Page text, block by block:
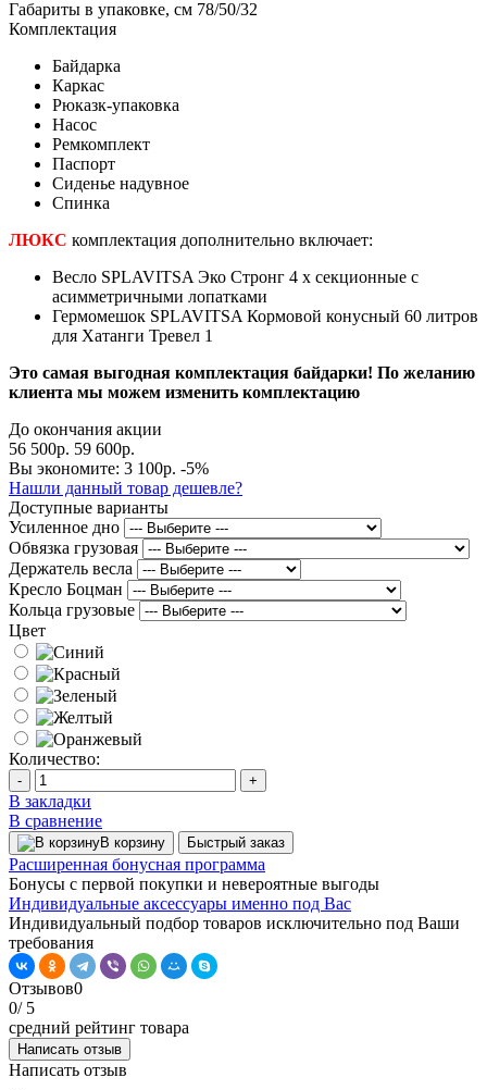
Габариты в упаковке, см 78/50/32
Комплектация
Байдарка
Каркас
Рюказк-упаковка
Насос
Ремкомплект
Паспорт
Сиденье надувное
Спинка
ЛЮКС комплектация дополнительно включает:
Весло SPLAVITSA Эко Стронг 4 х секционные с
асимметричными лопатками
Гермомешок SPLAVITSA Кормовой конусный 60 литров
для Хатанги Тревел 1
Это самая выгодная комплектация байдарки! По желанию
клиента мы можем изменить комплектацию
До окончания акции
56 500р. 59 600р.
Вы экономите: 3 100р. -5%
Нашли данный товар дешевле?
Доступные варианты
Усиленное дно
Обвязка грузовая
Держатель весла
Кресло Боцман
Кольца грузовые
Цвет
Количество:
- +
В закладки
В сравнение
В корзину Быстрый заказ
Расширенная бонусная программа
Бонусы с первой покупки и невероятные выгоды
Индивидуальные аксессуары именно под Вас
Индивидуальный подбор товаров исключительно под Ваши
требования
Отзывов0
0/ 5
средний рейтинг товара
Написать отзыв
Написать отзыв